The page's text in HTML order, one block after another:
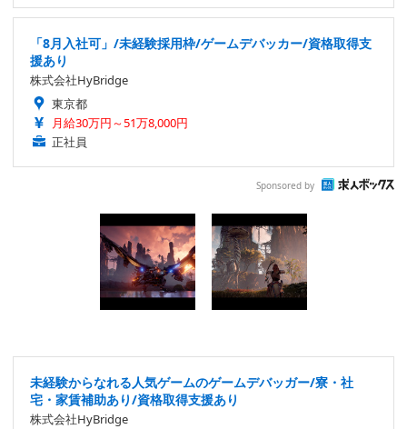
「8月入社可」/未経験採用枠/ゲームデバッカー/資格取得支
援あり
株式会社HyBridge
東京都
月給30万円～51万8,000円
正社員
Sponsored by
未経験からなれる人気ゲームのゲームデバッガー/寮・社
宅・家賃補助あり/資格取得支援あり
株式会社HyBridge